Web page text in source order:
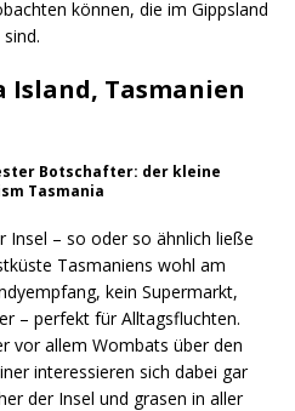
können, die im Gippsland
Island, Tasmanien
Botschafter: der kleine
Tasmania
Insel – so oder so ähnlich ließe
Tasmaniens wohl am
kein Supermarkt,
– perfekt für Alltagsfluchten.
vor allem Wombats über den
interessieren sich dabei gar
der Insel und grasen in aller